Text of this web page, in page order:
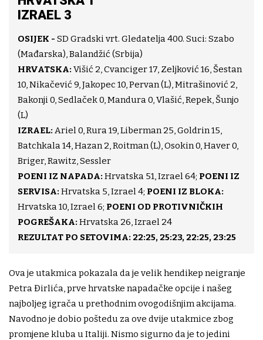
IZRAEL 3
OSIJEK - SD Gradski vrt. Gledatelja 400. Suci: Szabo
(Mađarska), Balandžić (Srbija)
HRVATSKA: Višić 2, Cvanciger 17, Zeljković 16, Šestan
10, Nikačević 9, Jakopec 10, Pervan (L), Mitrašinović 2,
Bakonji 0, Sedlaček 0, Mandura 0, Vlašić, Repek, Šunjo
(L)
IZRAEL: Ariel 0, Rura 19, Liberman 25, Goldrin 15,
Batchkala 14, Hazan 2, Roitman (L), Osokin 0, Haver 0,
Briger, Rawitz, Sessler
POENI IZ NAPADA: Hrvatska 51, Izrael 64; POENI IZ
SERVISA: Hrvatska 5, Izrael 4; POENI IZ BLOKA:
Hrvatska 10, Izrael 6; POENI OD PROTIVNIČKIH
POGREŠAKA: Hrvatska 26, Izrael 24
REZULTAT PO SETOVIMA: 22:25, 25:23, 22:25, 23:25
Ova je utakmica pokazala da je velik hendikep neigranje
Petra Đirlića, prve hrvatske napadačke opcije i našeg
najboljeg igrača u prethodnim ovogodišnjim akcijama.
Navodno je dobio poštedu za ove dvije utakmice zbog
promjene kluba u Italiji. Nismo sigurno da je to jedini